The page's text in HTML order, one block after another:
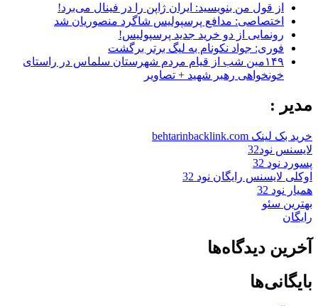
از قول من بنویسید: ایران ژاپن را در فینال می‌برد!
اختصاصی: مدافع پرسپولیس شاگرد منصوریان شد
رونمایی از دو خرید جدید پرسپولیس!
فوری: جواد نکونام به لیگ برتر برگشت
۱۴۹مین شب از قیام مردم شهرستان سلماس در راستای
خونخواهی رهبر شهید + تصاویر
مدیر :
خرید بک لینک behtarinbacklink.com
لایسنس نود32
پسورد نود 32
اوکلی لایسنس رایگان نود 32
همیار نود 32
بهترین سئو
رایگان
آخرین دیدگاه‌ها
بایگانی‌ها